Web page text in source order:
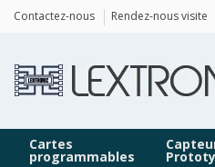
Contactez-nous Rendez-nous visite
Cartes
programmables
Panneau de gestion des cookies